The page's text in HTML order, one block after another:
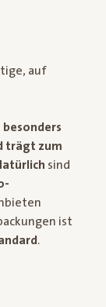
auf
trägt zum
sind
ist
.